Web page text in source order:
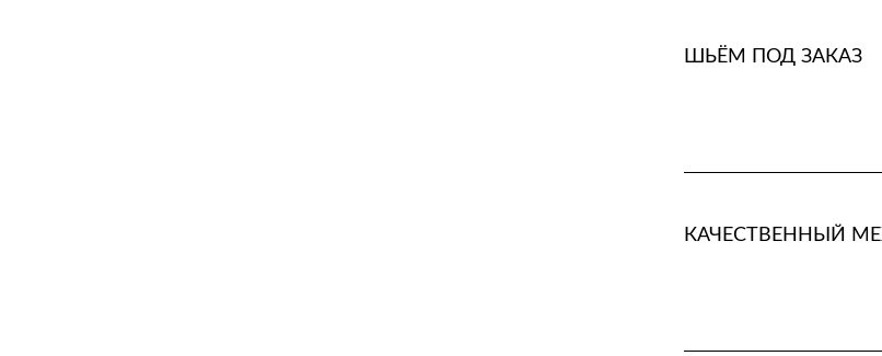
ШЬЁМ ПОД ЗАКАЗ
КАЧЕСТВЕННЫЙ